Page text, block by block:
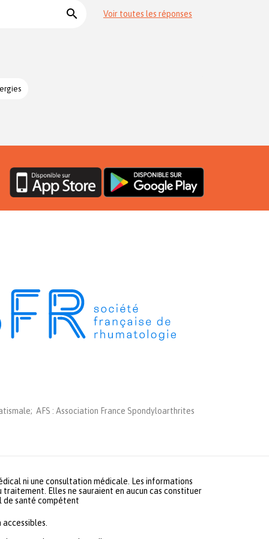
search Voir toutes les réponses
AFS : Association France Spondyloarthrites
ni une consultation médicale. Les informations
Elles ne sauraient en aucun cas constituer
de santé compétent